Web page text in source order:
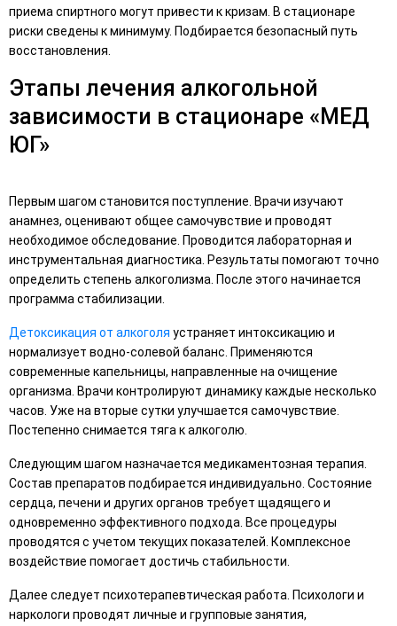
приема спиртного могут привести к кризам. В стационаре
риски сведены к минимуму. Подбирается безопасный путь
восстановления.
Этапы лечения алкогольной
зависимости в стационаре «МЕД
ЮГ»
Первым шагом становится поступление. Врачи изучают
анамнез, оценивают общее самочувствие и проводят
необходимое обследование. Проводится лабораторная и
инструментальная диагностика. Результаты помогают точно
определить степень алкоголизма. После этого начинается
программа стабилизации.
Детоксикация от алкоголя устраняет интоксикацию и
нормализует водно-солевой баланс. Применяются
современные капельницы, направленные на очищение
организма. Врачи контролируют динамику каждые несколько
часов. Уже на вторые сутки улучшается самочувствие.
Постепенно снимается тяга к алкоголю.
Следующим шагом назначается медикаментозная терапия.
Состав препаратов подбирается индивидуально. Состояние
сердца, печени и других органов требует щадящего и
одновременно эффективного подхода. Все процедуры
проводятся с учетом текущих показателей. Комплексное
воздействие помогает достичь стабильности.
Далее следует психотерапевтическая работа. Психологи и
наркологи проводят личные и групповые занятия,